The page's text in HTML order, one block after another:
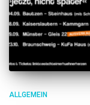
ALLGEMEIN